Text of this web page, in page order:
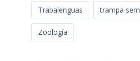
Trabalenguas trampa
Zoología